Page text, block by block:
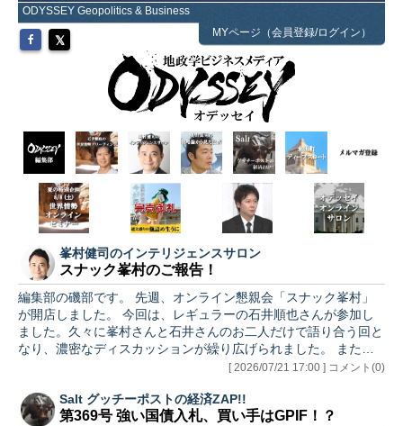
ODYSSEY Geopolitics & Business
MYページ（会員登録/ログイン）
峯村健司のインテリジェンスサロン
スナック峯村のご報告！
編集部の磯部です。 先週、オンライン懇親会「スナック峯村」
が開店しました。 今回は、レギュラーの石井順也さんが参加し
ました。久々に峯村さんと石井さんのお二人だけで語り合う回と
なり、濃密なディスカッションが繰り広げられました。 また、
インテリジェンスサロン有料会員の方には、今回より、スナック
も、参加されなかった方にも「スナック峯村」の雰囲気を味わっ
ていただけるよう、ごく一部ではありますが内容をお届けしま
[ 2026/07/21 17:00 ] コメント(0)
Salt グッチーポストの経済ZAP!!
第369号 強い国債入札、買い手はGPIF！？